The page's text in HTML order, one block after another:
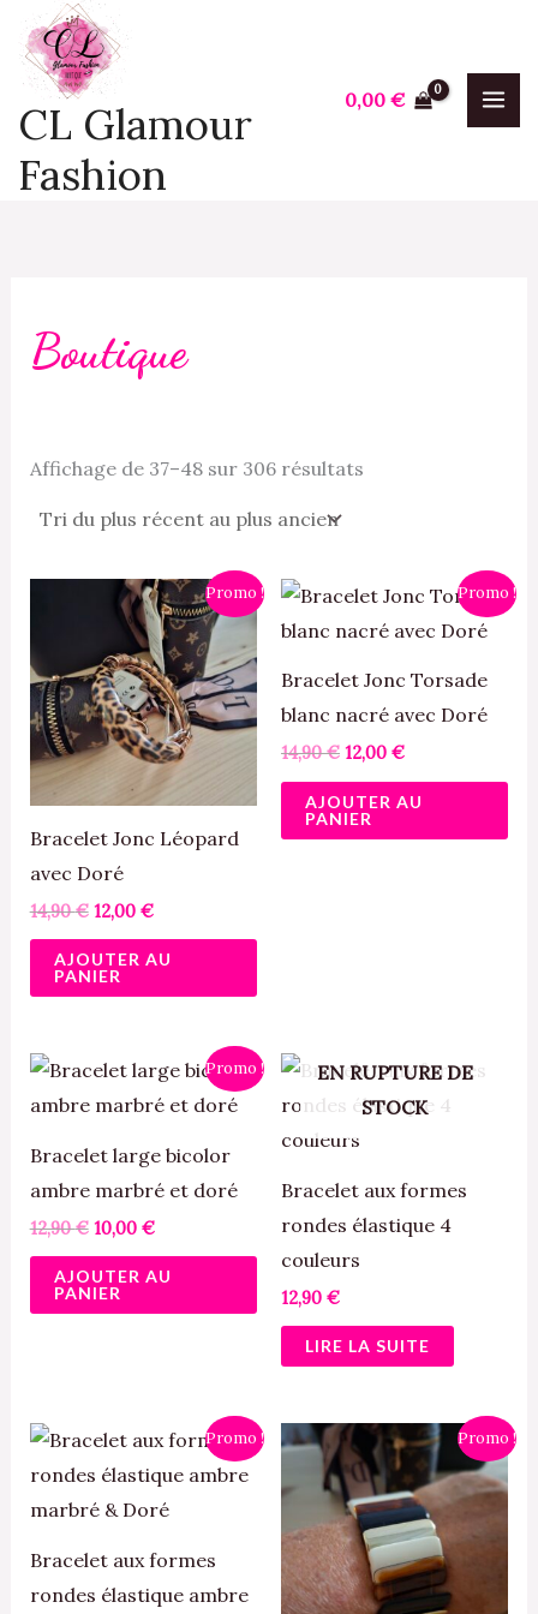
Aller
contenu
CL Glamour
Fashion
0,00€
Boutique
Affichage de 37–48 sur 306 résultats
plus
Promo !
Bracelet Jonc Léopard
avec Doré
14,90€
prix
initial
était :
14,90 €.
12,00 €
Le
prix
actuel
est :
12,00 €.
AJOUTER AU
PANIER
Promo !
Bracelet Jonc Torsade
blanc nacré avec Doré
14,90€
Le
prix
initial
14,90 €.
12,00 €
prix
actuel
12,00 €.
AJOUTER AU
PANIER
Promo !
Bracelet large bicolor
ambre marbré et doré
12,90€
Le
prix
initial
12,90 €.
10,00 €
Le
prix
actuel
10,00 €.
AJOUTER AU
PANIER
EN RUPTURE DE
STOCK
Bracelet aux formes
rondes élastique 4
couleurs
12,90 €
LIRE LA SUITE
Promo !
Bracelet aux formes
rondes élastique ambre
Le
prix
initial
était :
12,90 €.
Le
prix
actuel
est :
10,00 €.
Promo !
Le
prix
initial
était :
12,90 €.
prix
actuel
est :
10,00 €.